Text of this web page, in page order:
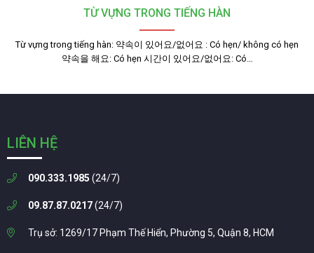
TỪ VỰNG TRONG TIẾNG HÀN
Từ vựng trong tiếng hàn: 약속이 있어요/없어요 : Có hẹn/ không có hẹn
약속을 해요: Có hẹn 시간이 있어요/없어요: Có…
LIÊN HỆ
090.333.1985 (24/7)
09.87.87.0217(24/7)
Trụ sở: 1269/17 Phạm Thế Hiển, Phường 5, Quận 8, HCM